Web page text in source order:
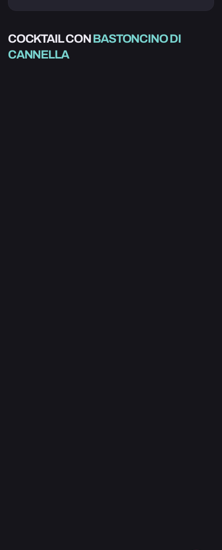
COCKTAIL CONBASTONCINO DI
CANNELLA
ALCOLICO
PUNCH ALLE SPEZIE
ALCOLICO
BEVANDA CALDA
CAFFÈ & CIOCCOLATO